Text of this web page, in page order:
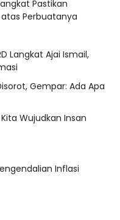
Pastikan
Perbuatanya
Langkat Ajai Ismail,
Gempar: Ada Apa
Wujudkan Insan
Inflasi